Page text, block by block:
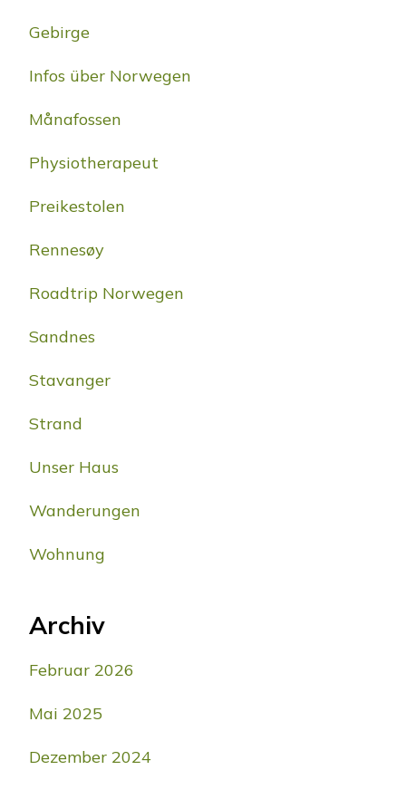
Gebirge
Infos über Norwegen
Månafossen
Physiotherapeut
Preikestolen
Rennesøy
Roadtrip Norwegen
Sandnes
Stavanger
Strand
Unser Haus
Wanderungen
Wohnung
Archiv
Februar 2026
Mai 2025
Dezember 2024